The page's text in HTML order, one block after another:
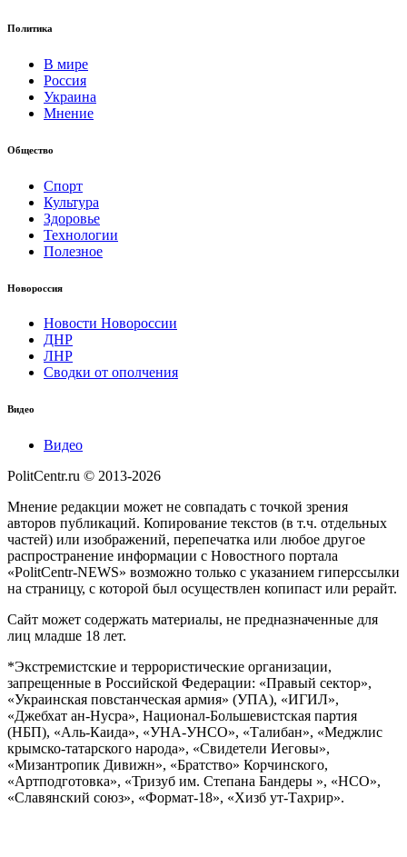
Политика
В мире
Россия
Украина
Мнение
Общество
Спорт
Культура
Здоровье
Технологии
Полезное
Новороссия
Новости Новороссии
ДНР
ЛНР
Сводки от ополчения
Видео
Видео
PolitCentr.ru © 2013-2026
Мнение редакции может не совпадать с точкой зрения
авторов публикаций. Копирование текстов (в т.ч. отдельных
частей) или изображений, перепечатка или любое другое
распространение информации с Новостного портала
«PolitCentr-NEWS» возможно только с указанием гиперссылки
на страницу, с которой был осуществлен копипаст или рерайт.
Сайт может содержать материалы, не предназначенные для
лиц младше 18 лет.
*Экстремистские и террористические организации,
запрещенные в Российской Федерации: «Правый сектор»,
«Украинская повстанческая армия» (УПА), «ИГИЛ»,
«Джебхат ан-Нусра», Национал-Большевистская партия
(НБП), «Аль-Каида», «УНА-УНСО», «Талибан», «Меджлис
крымско-татарского народа», «Свидетели Иеговы»,
«Мизантропик Дивижн», «Братство» Корчинского,
«Артподготовка», «Тризуб им. Степана Бандеры », «НСО»,
«Славянский союз», «Формат-18», «Хизб ут-Тахрир».